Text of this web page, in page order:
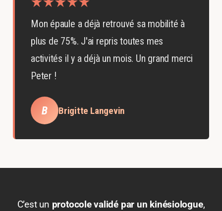
Mon épaule a déjà retrouvé sa mobilité à
plus de 75%. J'ai repris toutes mes
activités il y a déjà un mois. Un grand merci
Peter !
B Brigitte Langevin
C’est un protocole validé par un kinésiologue,